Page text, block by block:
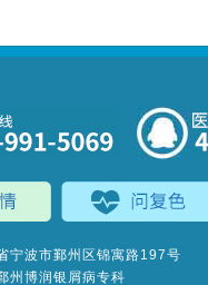
宁波市鄞州区锦寓路197号
州博润银屑病专科